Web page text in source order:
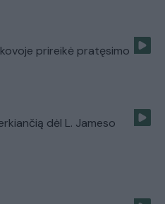
prireikė pratęsimo
dėl L. Jameso